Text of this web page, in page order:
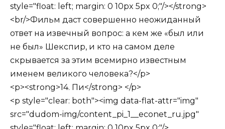
style="float: left; margin: 0 10px 5px 0;"/></strong>
<br/>Фильм даст совершенно неожиданный
ответ на извечный вопрос: а кем же «был или
не был» Шекспир, и кто на самом деле
скрывается за этим всемирно известным
именем великого человека?</p>
<p><strong>14. Пи</strong> </p>
<p style="clear: both"><img data-flat-attr="img"
src="dudom-img/content_pi_1__econet_ru.jpg"